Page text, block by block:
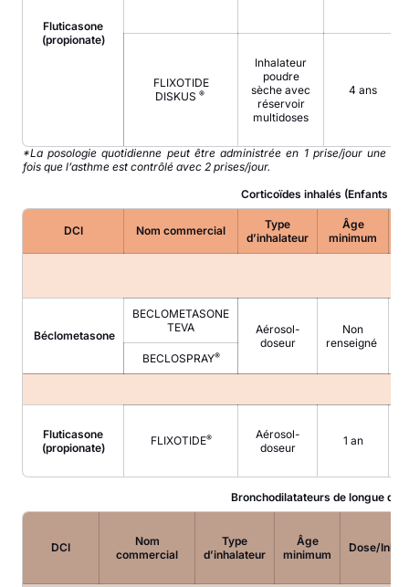
Fluticasone
(propionate)
FLIXOTIDE
DISKUS ®
Inhalateur
poudre
sèche avec
réservoir
multidoses
4 ans
*La posologie quotidienne peut être administrée en 1 prise/jour une
fois que l’asthme est contrôlé avec 2 prises/jour.
Corticoïdes inhalés (Enfants de
DCI Nom commercial
Type
d’inhalateur
Âge
minimum
Béclometasone
BECLOMETASONE
TEVA
Aérosol-
doseur
Non
renseigné
BECLOSPRAY®
Fluticasone
(propionate)
FLIXOTIDE®
Aérosol-
doseur
1 an
Bronchodilatateurs de longue
DCI
Nom
commercial
Type
d’inhalateur
Âge
minimum
Dose/